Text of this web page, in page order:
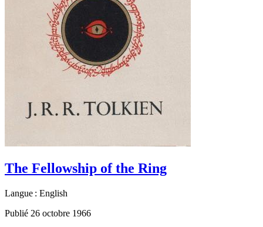
The Fellowship of the Ring
Langue : English
Publié 26 octobre 1966